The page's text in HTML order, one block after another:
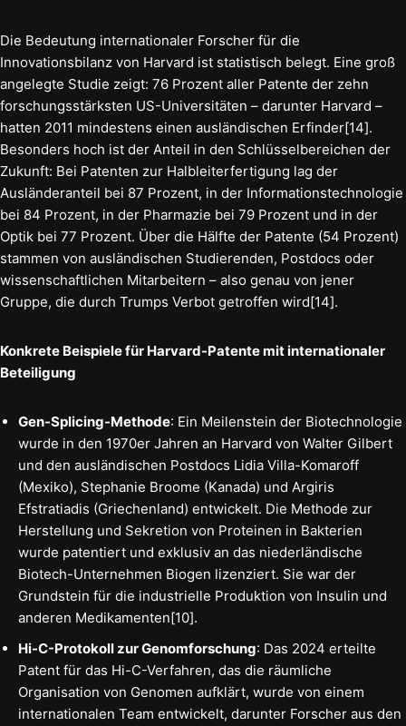
Die Bedeutung internationaler Forscher für die
Innovationsbilanz von Harvard ist statistisch belegt. Eine groß
angelegte Studie zeigt: 76 Prozent aller Patente der zehn
forschungsstärksten US-Universitäten – darunter Harvard –
hatten 2011 mindestens einen ausländischen Erfinder[14].
Besonders hoch ist der Anteil in den Schlüsselbereichen der
Zukunft: Bei Patenten zur Halbleiterfertigung lag der
Ausländeranteil bei 87 Prozent, in der Informationstechnologie
bei 84 Prozent, in der Pharmazie bei 79 Prozent und in der
Optik bei 77 Prozent. Über die Hälfte der Patente (54 Prozent)
stammen von ausländischen Studierenden, Postdocs oder
wissenschaftlichen Mitarbeitern – also genau von jener
Gruppe, die durch Trumps Verbot getroffen wird[14].
Konkrete Beispiele für Harvard-Patente mit internationaler
Beteiligung
Gen-Splicing-Methode: Ein Meilenstein der Biotechnologie
wurde in den 1970er Jahren an Harvard von Walter Gilbert
und den ausländischen Postdocs Lidia Villa-Komaroff
(Mexiko), Stephanie Broome (Kanada) und Argiris
Efstratiadis (Griechenland) entwickelt. Die Methode zur
Herstellung und Sekretion von Proteinen in Bakterien
wurde patentiert und exklusiv an das niederländische
Biotech-Unternehmen Biogen lizenziert. Sie war der
Grundstein für die industrielle Produktion von Insulin und
anderen Medikamenten[10].
Hi-C-Protokoll zur Genomforschung: Das 2024 erteilte
Patent für das Hi-C-Verfahren, das die räumliche
Organisation von Genomen aufklärt, wurde von einem
internationalen Team entwickelt, darunter Forscher aus den